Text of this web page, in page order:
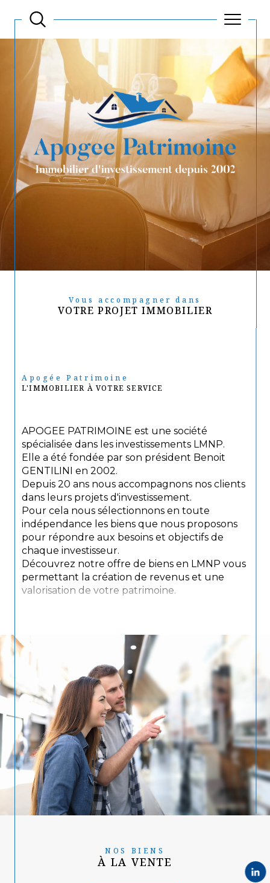
Vous accompagner dans
VOTRE PROJET IMMOBILIER
Apogée Patrimoine
L'IMMOBILIER À VOTRE SERVICE
APOGEE PATRIMOINE est une société
spécialisée dans les investissements LMNP.
Elle a été fondée par son président Benoit
GENTILINI en 2002.
Depuis 20 ans nous accompagnons nos clients
dans leurs projets d'investissement.
Pour cela nous sélectionnons en toute
indépendance les biens que nous proposons
pour répondre aux besoins et objectifs de
chaque investisseur.
Découvrez notre offre de biens en LMNP vous
permettant la création de revenus et une
valorisation de votre patrimoine.
NOS BIENS
À LA VENTE